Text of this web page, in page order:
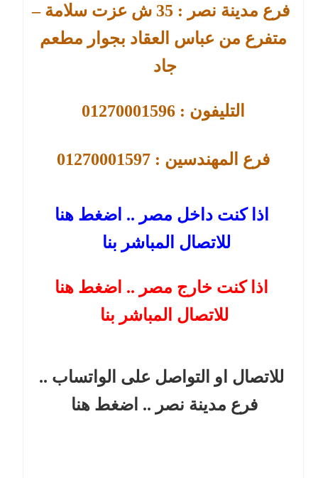
فرع مدينة نصر : 35 ش عزت سلامة –
متفرع من عباس العقاد بجوار مطعم
جاد
التليفون : 01270001596
فرع المهندسين : 01270001597
اذا كنت داخل مصر .. اضغط هنا
للاتصال المباشر بنا
اذا كنت خارج مصر .. اضغط هنا
للاتصال المباشر بنا
للاتصال او التواصل على الواتساب ..
فرع مدينة نصر .. اضغط هنا